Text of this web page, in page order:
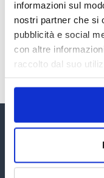
informazioni sul
nostri partner che si
pubblicità e social
con altre
raccolto dal suo
30
TUTTI GLI ARTICOLI
Assinform Editore
Chi siamo